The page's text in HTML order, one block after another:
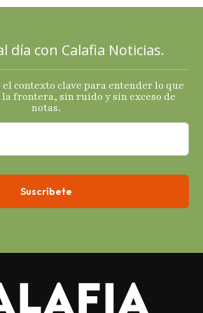
día con Calafia Noticias.
contexto clave para entender lo que
la frontera, sin ruido y sin exceso de
notas.